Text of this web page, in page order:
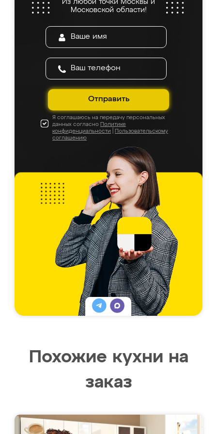
Из любой точки Москвы и
Московской области!
Отправить
Я соглашаюсь на передачу персональных
данных согласно Политике
конфиденциальности
Пользовательскому
соглашению
Похожие кухни на
заказ